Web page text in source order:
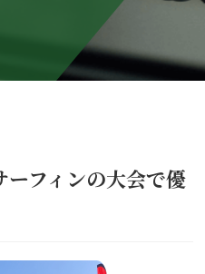
フィンの大会で優